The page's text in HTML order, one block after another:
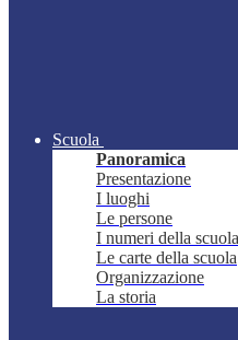
Scuola
Panoramica
Presentazione
I luoghi
Le persone
I numeri della scuola
Le carte della scuola
Organizzazione
La storia